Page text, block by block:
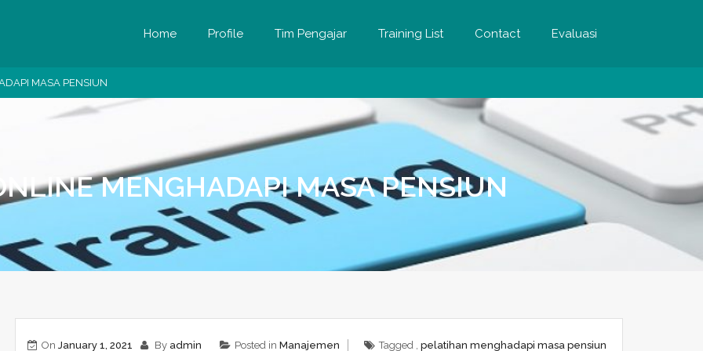
Home Profile Tim Pengajar Training List Contact Evaluasi
MASA PENSIUN
MENGHADAPI MASA PENSIUN
On January 1, 2021 By admin Posted in Manajemen Tagged , pelatihan menghadapi masa pensiun